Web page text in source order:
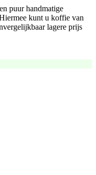
puur handmatige
kunt u koffie van
lagere prijs